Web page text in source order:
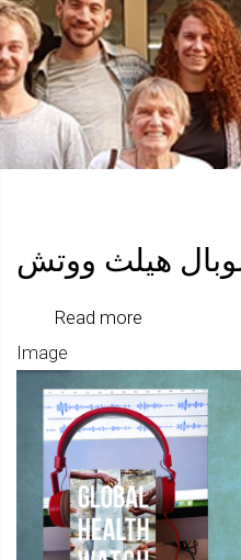
هيلث ووتش
Read more
جلوبال
هيلث
ووتش
Image